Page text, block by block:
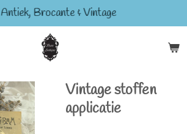
Antiek, Brocante & Vintage
Vintage stoffen
applicatie